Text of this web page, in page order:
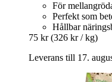
För
Perfekt som
Hållbar
75 kr (326 kr / kg)
Leverans till 17.